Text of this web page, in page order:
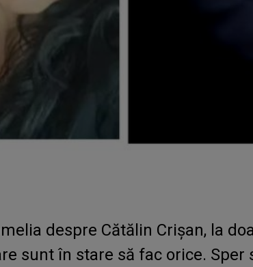
despre Cătălin Crișan, la
sunt în stare să fac orice.